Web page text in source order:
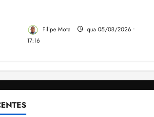
Filipe Mota
qua 05/08/2026 •
17:16